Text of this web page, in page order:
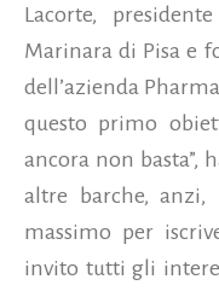
Lacorte,
Marinara di Pisa e
dell’azienda
questo primo
ancora non basta”,
altre barche,
massimo per
invito tutti gli